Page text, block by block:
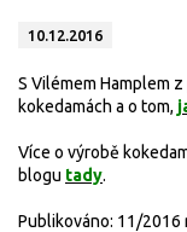
10.12.2016
S Vilémem Hamplem
kokedamách a o tom,
Více o výrobě
blogu tady.
Publikováno: 11/2016